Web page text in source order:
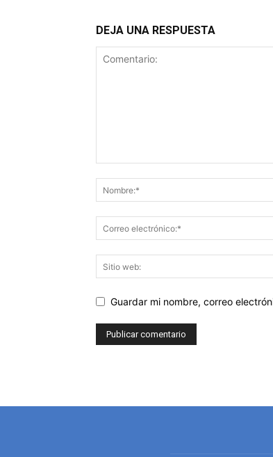
DEJA UNA RESPUESTA
Guardar mi nombre, correo